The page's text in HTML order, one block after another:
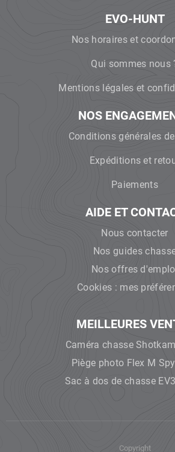
EVO-HUNT
Nos horaires et
Qui sommes nous
Mentions légales et
NOS
Conditions générales
Expéditions et
Paiements
AIDE ET
Nous contacter
Nos guides
Nos offres
Cookies : mes
MEILLEURES
Caméra chasse
Piège photo Flex M
Sac à dos de chasse
Copyright